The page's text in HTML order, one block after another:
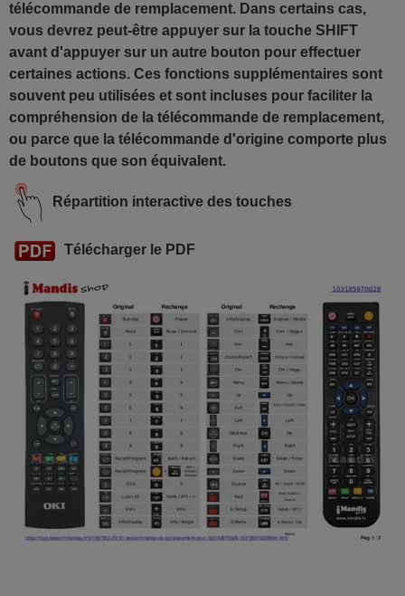
télécommande de remplacement. Dans certains cas,
vous devrez peut-être appuyer sur la touche SHIFT
avant d'appuyer sur un autre bouton pour effectuer
certaines actions. Ces fonctions supplémentaires sont
souvent peu utilisées et sont incluses pour faciliter la
compréhension de la télécommande de remplacement,
ou parce que la télécommande d'origine comporte plus
de boutons que son équivalent.
Répartition interactive des touches
Télécharger le PDF